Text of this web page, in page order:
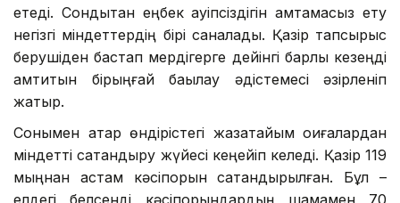
етеді. Сондықтан еңбек қауіпсіздігін қамтамасыз ету
негізгі міндеттердің бірі саналады. Қазір тапсырыс
берушіден бастап мердігерге дейінгі барлық кезеңді
қамтитын бірыңғай бақылау әдістемесі әзірленіп
жатыр.
Сонымен қатар өндірістегі жазатайым оқиғалардан
міндетті сақтандыру жүйесі кеңейіп келеді. Қазір 119
мыңнан астам кәсіпорын сақтандырылған. Бұл –
елдегі белсенді кәсіпорындардың шамамен 70